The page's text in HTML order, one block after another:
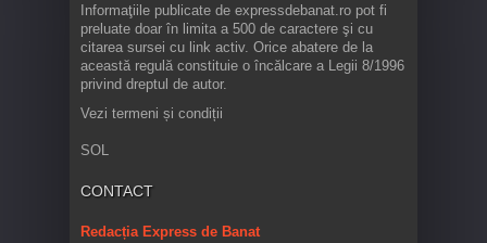
Informaţiile publicate de expressdebanat.ro pot fi
preluate doar în limita a 500 de caractere şi cu
citarea sursei cu link activ. Orice abatere de la
această regulă constituie o încălcare a Legii 8/1996
privind dreptul de autor.
Vezi termeni și condiții
SOL
CONTACT
Redacția Express de Banat